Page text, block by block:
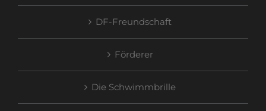
DF-Freundschaft
Förderer
Die Schwimmbrille